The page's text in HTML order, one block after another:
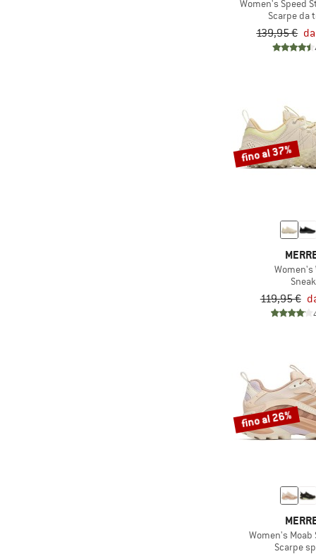
Women's Speed
Scarpe da
139,95 €
fino al 37%
Women's
119,95 €
fino al 26%
Women's Moab
Scarpe